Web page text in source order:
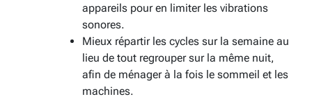
appareils pour en limiter les vibrations
sonores.
Mieux répartir les cycles sur la semaine au
lieu de tout regrouper sur la même nuit,
afin de ménager à la fois le sommeil et les
machines.